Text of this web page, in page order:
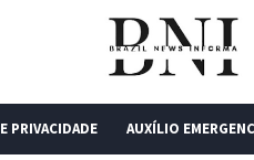
PRIVACIDADE AUXÍLIO